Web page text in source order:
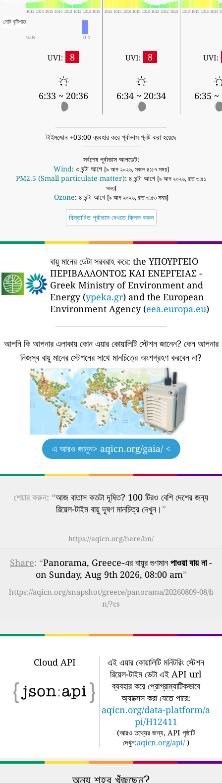
1013 1014 1015 1014 1013 1012 1013 1015 1015 1015 1016 1015 1013 1012 1012 1013 1014 1015 1015 1014
মোট বৃষ্টিপাত
NaN 0.1
UVI: 8
6:33 ~ 20:36
UVI: 8
6:34 ~ 20:34
UVI:
6:35 ~
টাইমজোন +03:00 ব্যবহার করে পূর্বাভাস প্লট করা হয়েছে
সর্বশেষ পূর্বাভাস আপডেট:
Wind: ৩ ঘন্টা আগে [৯ আগ ২০২৬, সকাল ৪:৫৭ সময়]
PM2.5 (Small particulate matter): ৪ ঘন্টা আগে [৯ আগ ২০২৬, রাত ৩:৫১
সময়]
Ozone: ৪ ঘন্টা আগে [৯ আগ ২০২৬, রাত ৩:৫৩ সময়]
বিস্তারিত পূর্বাভাস দেখতে ক্লিক করুন
বায়ু মানের ডেটা সরবরাহ করে: the ΥΠΟΥΡΓΕΙΟ
ΠΕΡΙΒΑΛΛΟΝΤΟΣ ΚΑΙ ΕΝΕΡΓΕΙΑΣ -
Greek Ministry of Environment and
Energy (ypeka.gr) and the European
Environment Agency (eea.europa.eu)
আপনি কি আপনার এলাকায় কোন এয়ার কোয়ালিটি স্টেশন জানেন? কেন আপনার
নিজস্ব বায়ু মানের স্টেশনের সাথে মানচিত্রে অংশগ্রহণ করবেন না?
এ আরও জানুন> aqicn.org/gaia/ <
শেয়ার করুন: “আজ বাতাস কতটা দূষিত? 100 টিরও বেশি দেশের জন্য
রিয়েল-টাইম বায়ু দূষণ মানচিত্র দেখুন।”
https://aqicn.org/here/bn/
Share: “Panorama, Greece-এর বায়ুর গুণমান পাওয়া যায় না-
on Sunday, Aug 9th 2026, 08:00 am”
https://aqicn.org/snapshot/greece/panorama/20260809-08/b
n/?cs
Cloud API
এই এয়ার কোয়ালিটি মনিটরিং স্টেশন
রিয়েল-টাইম ডেটা এই API url
ব্যবহার করে প্রোগ্রাম্যাটিকভাবে
অ্যাক্সেস করা যেতে পারে:
aqicn.org/data-platform/a
pi/H12411
(আরও তথ্যের জন্য, API পৃষ্ঠাটি
দেখুন:aqicn.org/api/ )
অন্য শহর খুঁজছেন?